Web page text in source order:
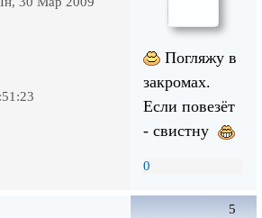
Погляжу в
закромах.
Если повезёт
- свистну
0
5